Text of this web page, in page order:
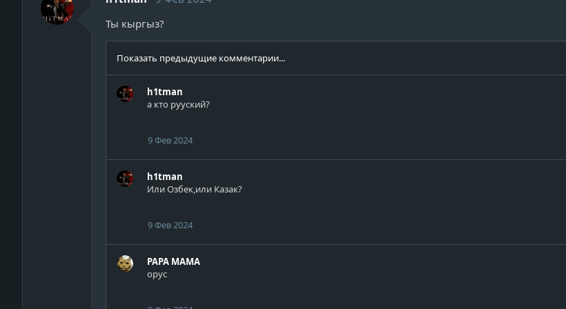
Ты кыргыз?
Показать предыдущие комментарии...
h1tman
а кто рууский?
9 Фев 2024
h1tman
Или Озбек,или Казак?
9 Фев 2024
PAPA MAMA
орус